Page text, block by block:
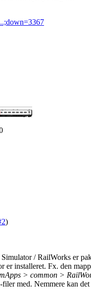
)
/ RailWorks er
er installeret. Fx. den
> common >
med. Nemmere kan